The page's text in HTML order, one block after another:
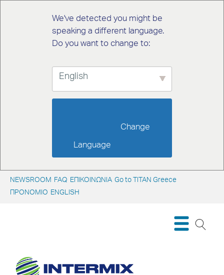
We've detected you might be
speaking a different language.
Do you want to change to:
English
Language
NEWSROOM FAQ ΕΠΙΚΟΙΝΩΝΙΑ Go to TITAN Greece
ΠΡΟΝΟΜΙΟ ENGLISH